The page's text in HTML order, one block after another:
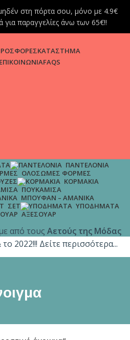
ΚΑΤΑΣΤΗΜΑ
FAQS
ΠΑΝΤΕΛΌΝΙΑ
ΟΛΌΣΩΜΕΣ ΦΌΡΜΕΣ
ΚΟΡΜΆΚΙΑ
ΠΟΥΚΆΜΙΣΑ
ΜΠΟΥΦΆΝ – ΑΜΆΝΙΚΑ
ΣΕΤ
ΥΠΟΔΉΜΑΤΑ
ΑΞΕΣΟΥΆΡ
από τους Αετούς της Μόδας
2022!!! Δείτε περισσότερα...
στη πόρτα σου, μόνο με 4.9€
για παραγγελίες άνω των 65€!!